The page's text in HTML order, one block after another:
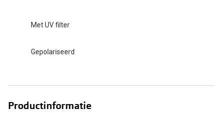
Met UV filter
Gepolariseerd
Productinformatie